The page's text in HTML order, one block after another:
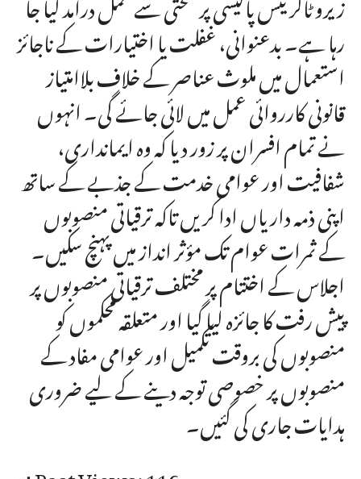
رہا ہے۔ بدعنوانی، غفلت یا اختیارات کے ناجائز
استعمال میں ملوث عناصر کے خلاف بلاامتیاز
قانونی کارروائی عمل میں لائی جائے گی۔ انہوں
نے تمام افسران پر زور دیا کہ وہ ایمانداری،
شفافیت اور عوامی خدمت کے جذبے کے ساتھ
اپنی ذمہ داریاں ادا کریں تاکہ ترقیاتی منصوبوں
کے ثمرات عوام تک مؤثر انداز میں پہنچ سکیں۔
اجلاس کے اختتام پر مختلف ترقیاتی منصوبوں پر
پیش رفت کا جائزہ لیا گیا اور متعلقہ محکموں کو
منصوبوں کی بروقت تکمیل اور عوامی مفاد کے
منصوبوں پر خصوصی توجہ دینے کے لیے ضروری
ہدایات جاری کی گئیں۔